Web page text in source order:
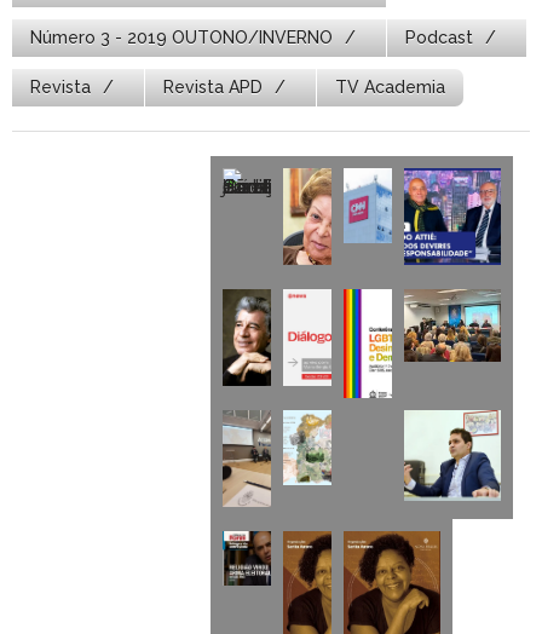
Número 3 - 2019 OUTONO/INVERNO Podcast
Revista Revista APD TV Academia